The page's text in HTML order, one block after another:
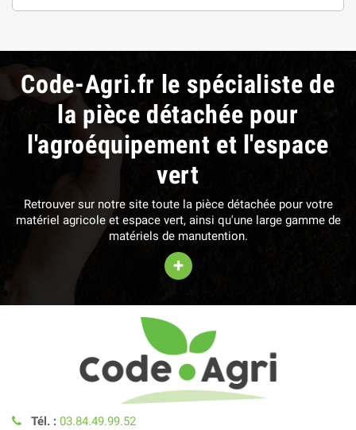
Code-Agri.fr le spécialiste de
la pièce détachée pour
l'agroéquipement et l'espace
vert
Retrouver sur notre site toute la pièce détachée pour votre
matériel agricole et espace vert, ainsi qu'une large gamme de
matériels de manutention.
+
Tél. : 03.84.49.99.52